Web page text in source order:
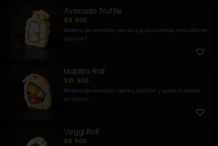
Avocado Truffle
$9.900
Relleno de camarón panko y queso crema, envuelto en
quinua f...
Maldito Roll
$15.900
Relleno de camarón panko, salmón y palta, cubierto
en ostion...
Veggi Roll
$6.900